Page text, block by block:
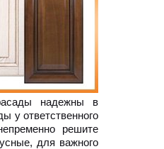
надежны в
у ответственного
решите
для важного